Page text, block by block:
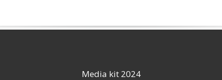
Media kit 2024